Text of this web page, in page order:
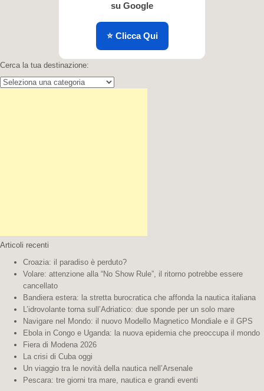
su Google
⭐ Clicca Qui
Cerca la tua destinazione:
Cerca
Articoli recenti
Croazia: il paradiso è perduto?
Volare: attenzione alla “No Show Rule”, il ritorno potrebbe essere
cancellato
Bandiera estera: la stretta burocratica che affonda la nautica italiana
L’idrovolante torna sull’Adriatico: due sponde per un solo mare
Navigare nel Mondo: il nuovo Modello Magnetico Mondiale e il GPS
Ebola in Congo e Uganda: la nuova epidemia che preoccupa il mondo
Fiera di Modena 2026
La crisi di Cuba oggi
Un viaggio tra le novità della nautica nell’Arsenale
Pescara: tre giorni tra mare, nautica e grandi eventi